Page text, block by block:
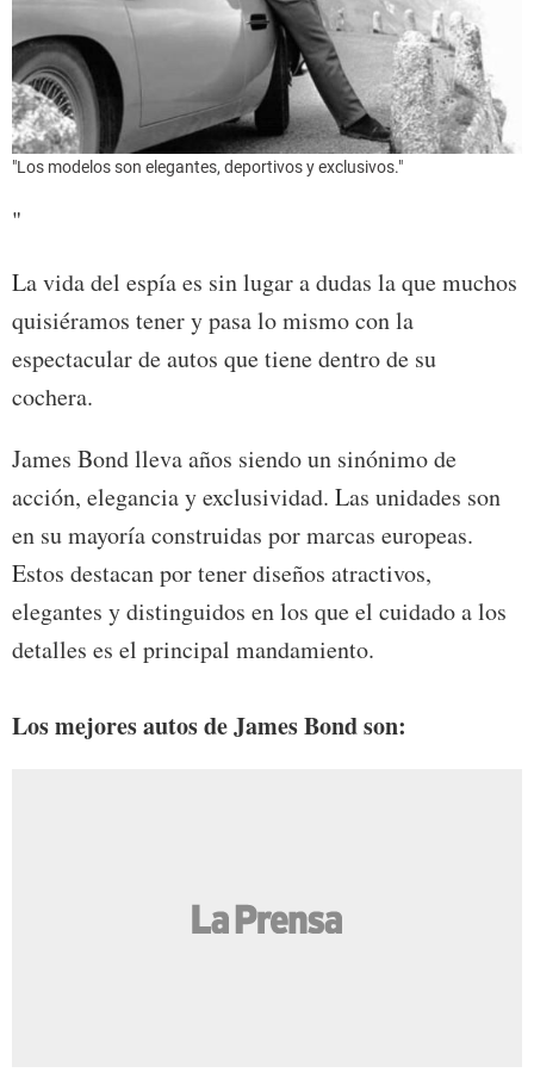
"Los modelos son elegantes, deportivos y exclusivos."
"
La vida del espía es sin lugar a dudas la que muchos
quisiéramos tener y pasa lo mismo con la
espectacular de autos que tiene dentro de su
cochera.
James Bond lleva años siendo un sinónimo de
acción, elegancia y exclusividad. Las unidades son
en su mayoría construidas por marcas europeas.
Estos destacan por tener diseños atractivos,
elegantes y distinguidos en los que el cuidado a los
detalles es el principal mandamiento.
Los mejores autos de James Bond son: